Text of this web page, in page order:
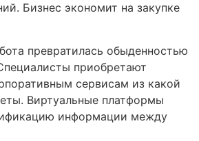
Бизнес экономит на закупке
превратилась обыденностью
приобретают
сервисам из какой
Виртуальные платформы
информации между